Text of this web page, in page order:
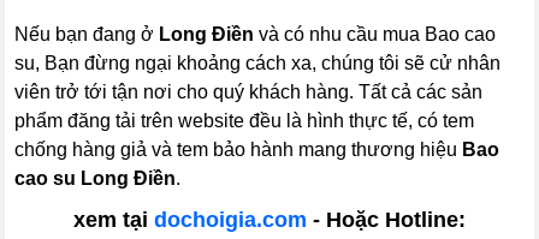
Nếu bạn đang ở Long Điền và có nhu cầu mua Bao cao
su, Bạn đừng ngại khoảng cách xa, chúng tôi sẽ cử nhân
viên trở tới tận nơi cho quý khách hàng. Tất cả các sản
phẩm đăng tải trên website đều là hình thực tế, có tem
chống hàng giả và tem bảo hành mang thương hiệu Bao
cao su Long Điền.
xem tại dochoigia.com - Hoặc Hotline: